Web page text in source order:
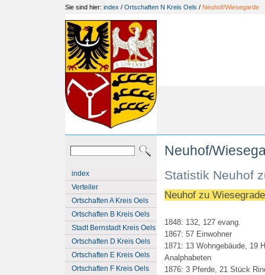
Sie sind hier: index / Ortschaften N Kreis Oels / Neuhof/Wiesegarde
index
Verteiler
Ortschaften A Kreis Oels
Ortschaften B Kreis Oels
Stadt Bernstadt Kreis Oels
Ortschaften D Kreis Oels
Ortschaften E Kreis Oels
Ortschaften F Kreis Oels
Neuhof/
Statistik Neuhof
Neuhof zu Wiesegrade
1848: 132, 127 evang.
1867: 57 Einwohner
1871: 13 Wohngebäude, 19
Analphabeten
1876: 3 Pferde, 21 Stück